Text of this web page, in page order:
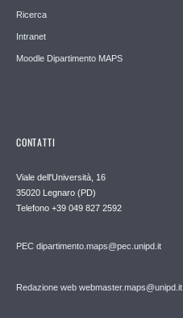
Ricerca
Intranet
Moodle Dipartimento MAPS
CONTATTI
Viale dell'Università, 16
35020 Legnaro (PD)
Telefono +39 049 827 2592
PEC dipartimento.maps@pec.unipd.it
Redazione web webmaster.maps@unipd.it